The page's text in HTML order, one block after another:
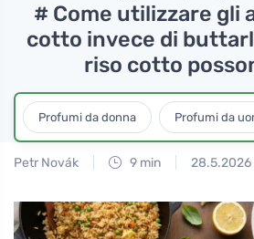
# Come utilizzare gli
cotto invece di
riso cotto
Profumi da donna Profumi da
Petr Novák 9 min 28.5.2026